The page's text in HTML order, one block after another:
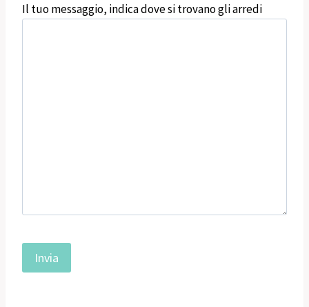
Il tuo messaggio, indica dove si trovano gli arredi